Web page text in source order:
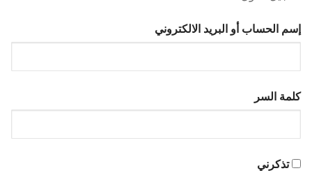
إسم الحساب أو البريد الالكتروني
كلمة السر
تذكرني